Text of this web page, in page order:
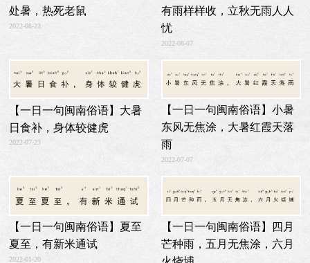
处暑，热死老鼠
2022-08-23
有雨样样收，立秋无雨人人
忧
2022-08-07
【一日一句闽南俗语】大暑
日食补，身体较健虎
2022-07-23
【一日一句闽南俗语】小暑
东风无焦涂，大暑红霞天落
雨
2022-07-07
【一日一句闽南俗语】夏至
夏至，有新米通试
2022-01-20
【一日一句闽南俗语】四月
芒种雨，五月无焦涂，六月